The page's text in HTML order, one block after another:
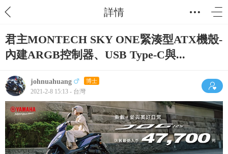
詳情
君主MONTECH SKY ONE緊湊型ATX機殼-
內建ARGB控制器、USB Type-C與...
johnuahuang 博士
2021-2-8 15:13 - 台灣